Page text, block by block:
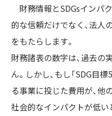
財務情報とSDGsインパ
的な信頼だけでなく、法人
をもたらします。
財務諸表の数字は、過去の
ん。しかし、もし「SDG目
る事業に投じた費用が、他
社会的なインパクトが低